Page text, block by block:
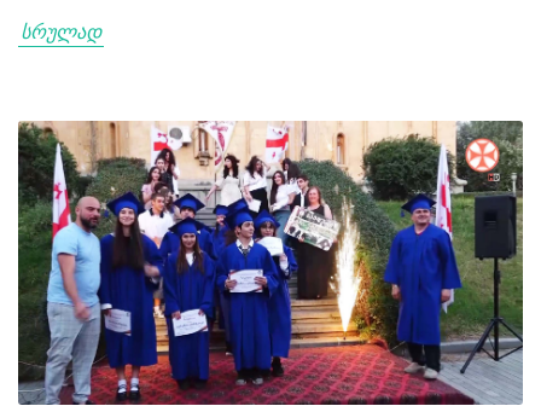
სრულად